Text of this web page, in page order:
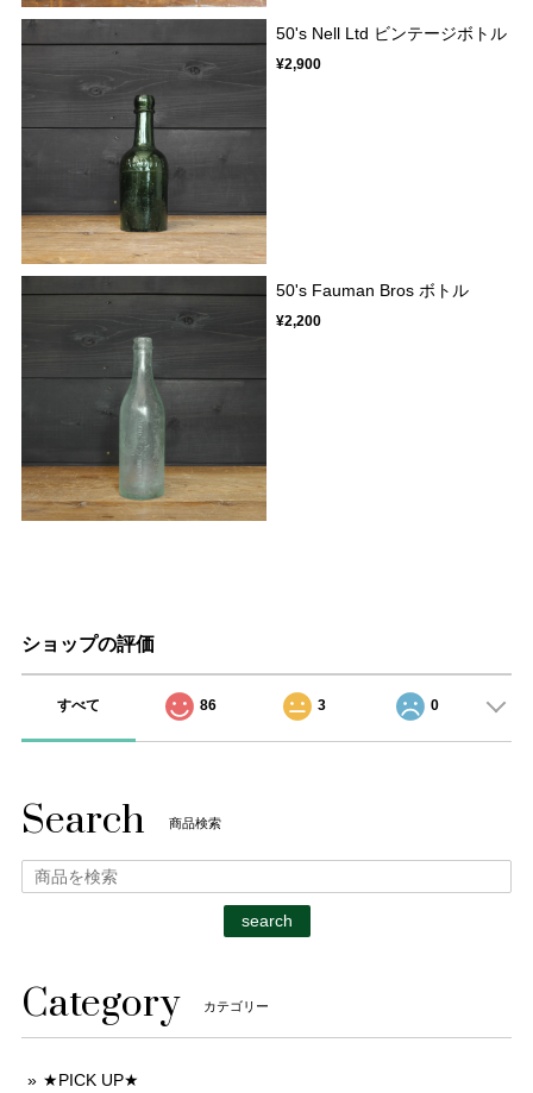
50's Nell Ltd ビンテージボトル
¥2,900
50's Fauman Bros ボトル
¥2,200
ショップの評価
すべて 86 3 0
Search 商品検索
search
Category カテゴリー
★PICK UP★